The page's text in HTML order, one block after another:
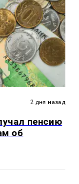
2 дня назад
пенсию
об